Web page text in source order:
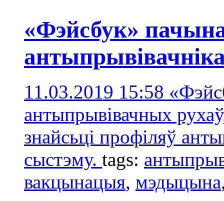
«Фэйсбук»
11.03.2019 15:58
антыпрывівачных
знайсьці профіляў
сыстэму. tags:
вакцынацыя, мэдыцына